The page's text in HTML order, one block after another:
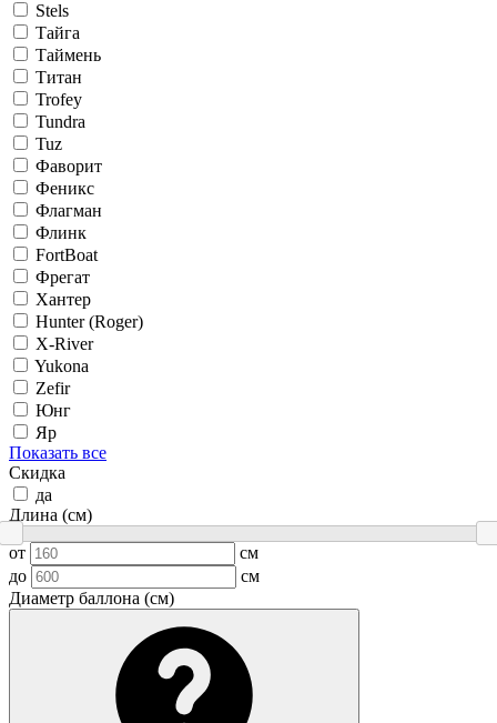
Stels
Тайга
Таймень
Титан
Trofey
Tundra
Tuz
Фаворит
Феникс
Флагман
Флинк
FortBoat
Фрегат
Хантер
Hunter (Roger)
X-River
Yukona
Zefir
Юнг
Яр
Показать все
Скидка
да
Длина (см)
от
см
до
см
Диаметр баллона (см)